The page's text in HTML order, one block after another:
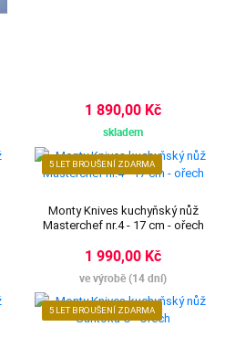
1 890,00 Kč
skladem
5 LET BROUŠENÍ ZDARMA
Monty Knives kuchyňský nůž
Masterchef nr.4 - 17 cm - ořech
1 990,00 Kč
ve výrobě (14 dní)
5 LET BROUŠENÍ ZDARMA